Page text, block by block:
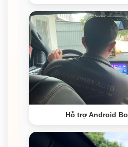
Hỗ trợ Android